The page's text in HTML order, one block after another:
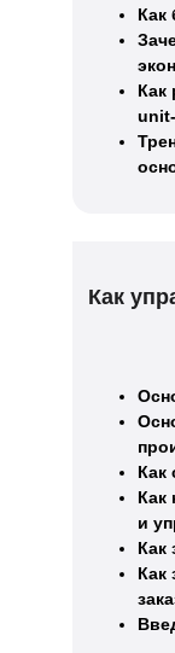
Как
Как
Как
Как
Как
и
Как
Как